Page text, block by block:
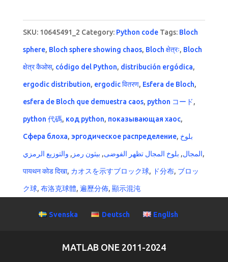
SKU: 10645491_2 Category: Python code Tags: Bloch
sphere, Bloch sphere showing chaos, Bloch क्षेत्रः, Bloch
क्षेत्र कैओस, código del Python, distribución ergódica,
ergodic distribution, ergodic वितरण, Esfera de Bloch,
esfera de Bloch que demuestra caos, python コード,
python 代碼, код python, показывающая хаос,
Сфера блоха, эргодическое распределение, بلوخ
المجال, بلوخ المجال تظهر الفوضى, بيثون رمز , والتوزيع الرمزي ,
पायथन कोड दिखा, カオスを示すブロック球, ド分布, ブロッ
ク球, 布洛克球體, 遍歷分佈, 顯示混沌
Svenska Deutsch English
MATLAB ONE 2011-2024